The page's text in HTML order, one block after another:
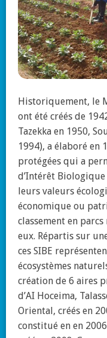
Historiquement, le
ont été créés de
Tazekka en 1950,
1994), a élaboré en
protégées qui a
d’Intérêt Biologique
leurs valeurs
économique ou
classement en
eux. Répartis sur
ces SIBE
écosystèmes
création de 6 aires
d’AI Hoceima,
Oriental, créés en
constitué en en